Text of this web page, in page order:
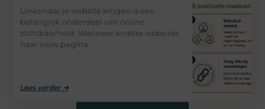
Links naar je website krijgen is een
belangrijk onderdeel van online
zichtbaarheid. Wanneer andere websites
naar jouw pagina
Lees verder ➜